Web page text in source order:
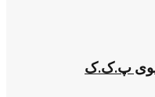
سوی پ.ک.ک